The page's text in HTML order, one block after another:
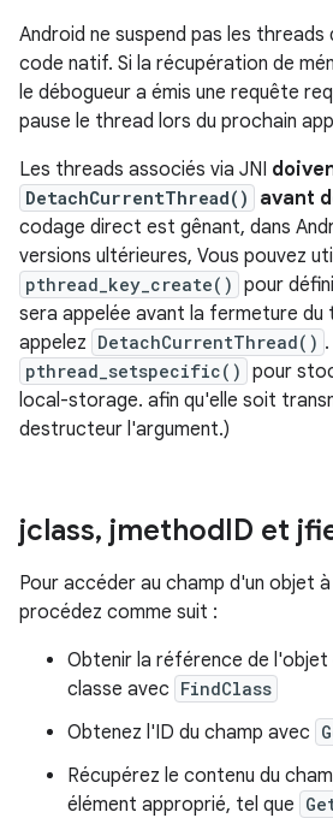
Android ne suspend pas les threads
code natif. Si la récupération de
le débogueur a émis une requête
pause le thread lors du prochain
Les threads associés via JNI
DetachCurrentThread() avant
codage direct est gênant, dans
versions ultérieures, Vous pouvez
pthread_key_create() pour
sera appelée avant la fermeture du
appelez DetachCurrentThread()
pthread_setspecific() pour
local-storage. afin qu'elle soit
destructeur l'argument.)
jclass, jmethodID et
Pour accéder au champ d'un objet
procédez comme suit :
Obtenir la référence de l'objet
classe avec FindClass
Obtenez l'ID du champ avec
Récupérez le contenu du
élément approprié, tel que